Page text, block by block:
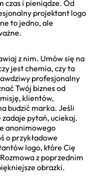
czas i pieniądze. Od
projektant logo
to jedno, ale
z nim. Umów się na
jest chemia, czy ta
profesjonalny
Twój biznes od
klientów,
budzić marka. Jeśli
zadaje pytań, uciekaj.
anonimowego
o przykładowe
logo, które Cię
z poprzednim
obrazki.